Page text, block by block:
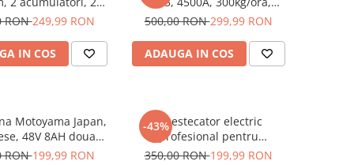
brushless,
fara perii
RON249,99 RON
IN COS
pentru macinat cereale,
ciocanele, 4 site rezerva ,
albastru
500,00 RON299,99 RON
ADAUGA IN COS
Motoyama Japan,
48V 8AH doua
extra, incarcator
RON199,99 RON
-43%
Amestecator electric
profesional pentru
mortar/vopsea Motoyama
350,00 RON199,99 RON